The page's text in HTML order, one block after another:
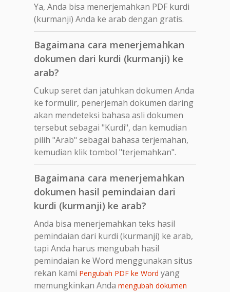
Ya, Anda bisa menerjemahkan PDF kurdi
(kurmanji) Anda ke arab dengan gratis.
Bagaimana cara menerjemahkan
dokumen dari kurdi (kurmanji) ke
arab?
Cukup seret dan jatuhkan dokumen Anda
ke formulir, penerjemah dokumen daring
akan mendeteksi bahasa asli dokumen
tersebut sebagai "Kurdi", dan kemudian
pilih "Arab" sebagai bahasa terjemahan,
kemudian klik tombol "terjemahkan".
Bagaimana cara menerjemahkan
dokumen hasil pemindaian dari
kurdi (kurmanji) ke arab?
Anda bisa menerjemahkan teks hasil
pemindaian dari kurdi (kurmanji) ke arab,
tapi Anda harus mengubah hasil
pemindaian ke Word menggunakan situs
rekan kami Pengubah PDF ke Word yang
memungkinkan Anda mengubah dokumen